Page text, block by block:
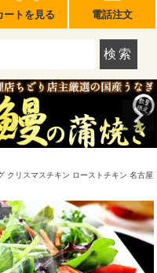
ートを見る 電話注文
検索
クリスマスチキン ローストチキン 名古屋